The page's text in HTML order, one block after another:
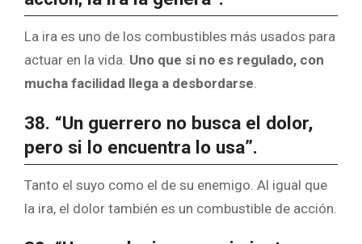
La ira es uno de los combustibles más usados para
actuar en la vida. Uno que si no es regulado, con
mucha facilidad llega a desbordarse.
38. “Un guerrero no busca el dolor,
pero si lo encuentra lo usa”.
Tanto el suyo como el de su enemigo. Al igual que
la ira, el dolor también es un combustible de acción.